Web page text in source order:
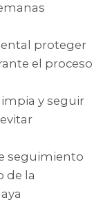
proteger
el proceso
y seguir
seguimiento
de la